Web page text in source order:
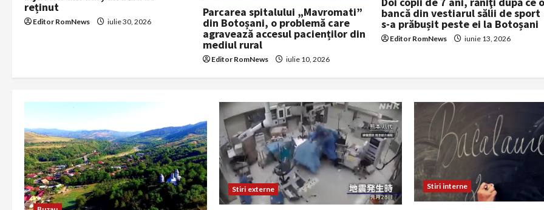
i
n
reținut
Editor RomNews iulie 30, 2026
Parcarea spitalului „Mavromati”
din Botoșani, o problemă care
agravează accesul pacienților din
mediul rural
Editor RomNews iulie 10, 2026
bancă din vestiarul sălii de sport
s-a prăbușit peste ei la Botoșani
Editor RomNews iunie 13, 2026
Stiri externe Stiri interne